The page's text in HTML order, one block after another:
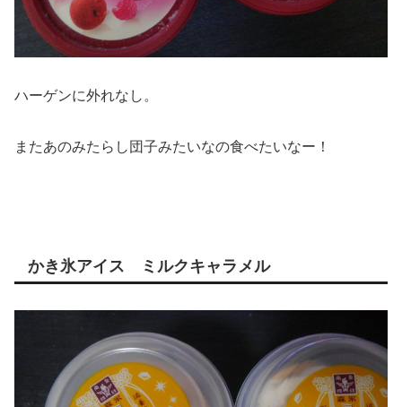
ハーゲンに外れなし。
またあのみたらし団子みたいなの食べたいなー！
かき氷アイス ミルクキャラメル